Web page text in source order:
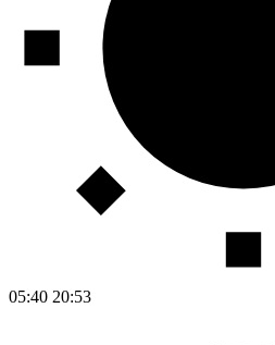
05:40 20:53